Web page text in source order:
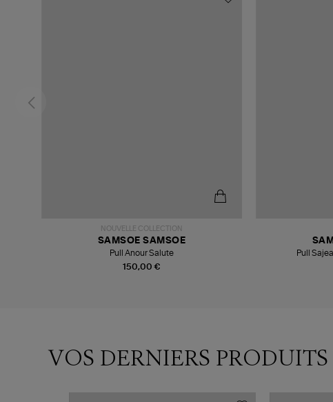
NOUVELLE COLLECTION
150,00 €
SAMSOE SAMSOE
Pull Anour Salute
Pull
VOS DERNIERS